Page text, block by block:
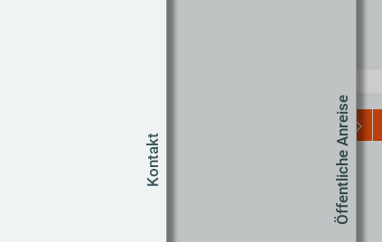
Kontakt Öffentliche Anreise